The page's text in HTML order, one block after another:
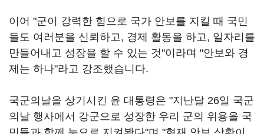
이어 "군이 강력한 힘으로 국가 안보를 지킬 때 국민
들도 여러분을 신뢰하고, 경제 활동을 하고, 일자리를
만들어내고 성장을 할 수 있는 것"이라며 "안보와 경
제는 하나"라고 강조했습니다.
국군의날을 상기시킨 윤 대통령은 "지난달 26일 국군
의날 행사에서 강군으로 성장한 우리 군의 위용을 국